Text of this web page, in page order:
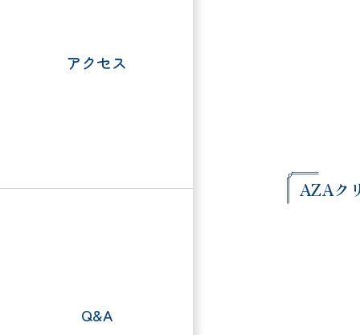
アクセス
Q&A
AZAク